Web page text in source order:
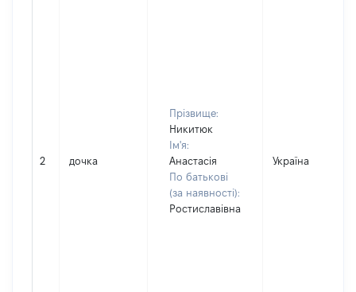
2 дочка
Прізвище:
Никитюк
Ім'я:
Анастасія
По батькові
(за наявності):
Ростиславівна
Україна